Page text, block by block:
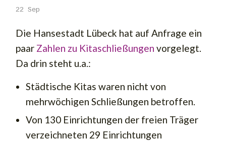
22 Sep
Die Hansestadt Lübeck hat auf Anfrage ein
paar Zahlen zu Kitaschließungen vorgelegt.
Da drin steht u.a.:
Städtische Kitas waren nicht von
mehrwöchigen Schließungen betroffen.
Von 130 Einrichtungen der freien Träger
verzeichneten 29 Einrichtungen